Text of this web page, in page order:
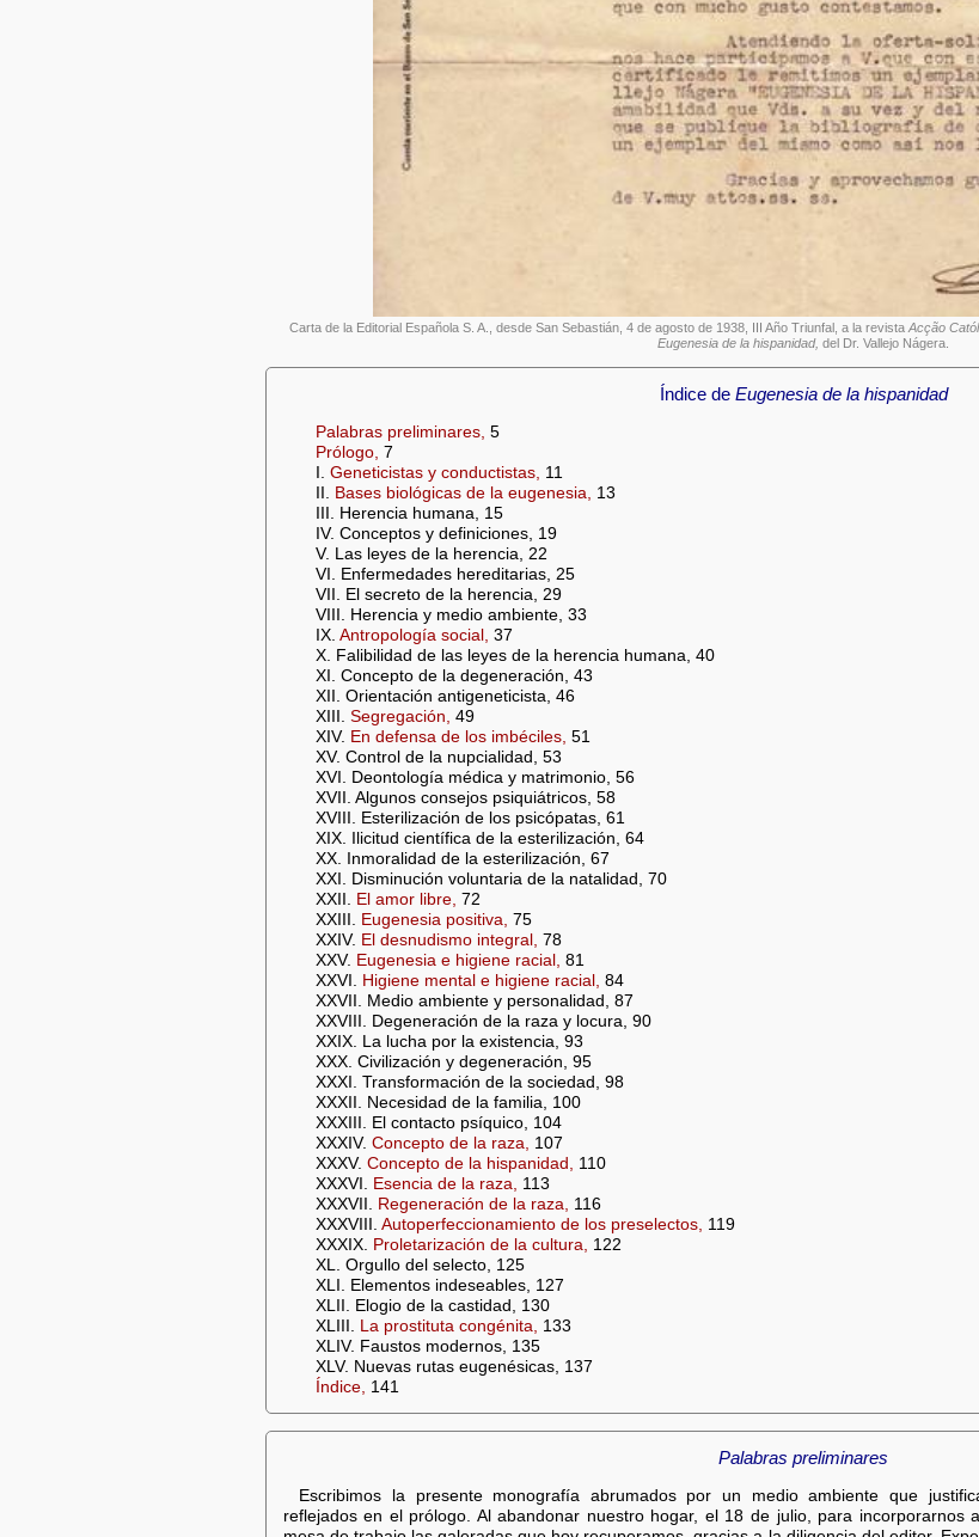
Carta de la Editorial Española S. A., desde San Sebastián, 4 de agosto de 1938, III Año Triunfal, a la revista Acção
Eugenesia de la hispanidad, del Dr. Vallejo Nágera.
Índice de Eugenesia de la hispanidad
Palabras preliminares, 5
Prólogo, 7
Geneticistas y conductistas, 11
Bases biológicas de la eugenesia,
13
III. Herencia humana, 15
IV. Conceptos y definiciones, 19
V. Las leyes de la herencia, 22
VI. Enfermedades hereditarias, 25
VII. El secreto de la herencia, 29
VIII. Herencia y medio ambiente, 33
IX. Antropología social,
37
X. Falibilidad de las leyes de la herencia humana, 40
XI. Concepto de la degeneración, 43
XII. Orientación antigeneticista, 46
XIII. Segregación, 49
XIV. En defensa de los imbéciles, 51
XV. Control de la nupcialidad, 53
XVI. Deontología médica y matrimonio, 56
XVII. Algunos consejos psiquiátricos, 58
XVIII. Esterilización de los psicópatas, 61
XIX. Ilicitud científica de la esterilización, 64
XX. Inmoralidad de la esterilización, 67
XXI. Disminución voluntaria de la natalidad, 70
XXII.
El amor libre, 72
XXIII.
Eugenesia positiva, 75
XXIV. El desnudismo integral,
78
XXV. Eugenesia e higiene racial,
81
XXVI.
Higiene mental e higiene racial,
84
XXVII. Medio ambiente y personalidad, 87
XXVIII. Degeneración de la raza y locura, 90
XXIX. La lucha por la existencia, 93
XXX. Civilización y degeneración, 95
XXXI. Transformación de la sociedad, 98
XXXII. Necesidad de la familia, 100
XXXIII. El contacto psíquico, 104
XXXIV. Concepto de la raza,
107
XXXV. Concepto de la hispanidad,
110
XXXVI.
Esencia de la raza,
113
XXXVII.
Regeneración de la raza,
116
XXXVIII. Autoperfeccionamiento de los preselectos, 119
XXXIX.
Proletarización de la cultura,
122
XL. Orgullo del selecto, 125
XLI. Elementos indeseables, 127
XLII. Elogio de la castidad, 130
XLIII.
La prostituta congénita,
133
XLIV. Faustos modernos, 135
XLV. Nuevas rutas eugenésicas, 137
Índice, 141
Palabras preliminares
Escribimos la presente monografía abrumados por un medio ambiente que
reflejados en el prólogo. Al abandonar nuestro hogar, el 18 de julio, para incorporarnos